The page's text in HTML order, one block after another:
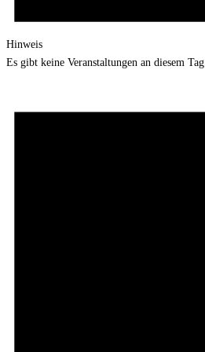
Hinweis
Es gibt keine Veranstaltungen an diesem Tag.